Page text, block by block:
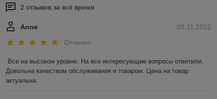
2 отзывов за всё время
09.11.2022
Anne
Отлично
Все на высоком уровне. На все интересующие вопросы ответили.
Довольна качеством обслуживания и товаром. Цена на товар
актуальна.